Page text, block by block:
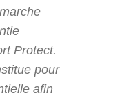
Protect.
pour
afin